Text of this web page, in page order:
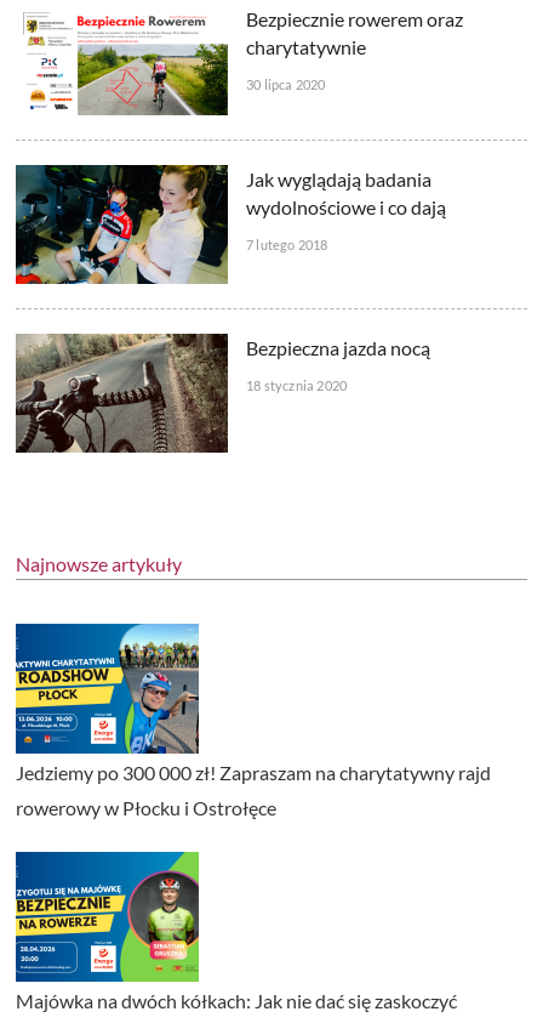
Bezpiecznie rowerem oraz
charytatywnie
30 lipca 2020
Jak wyglądają badania
wydolnościowe i co dają
7 lutego 2018
Bezpieczna jazda nocą
18 stycznia 2020
Najnowsze artykuły
Jedziemy po 300 000 zł! Zapraszam na charytatywny rajd
rowerowy w Płocku i Ostrołęce
Majówka na dwóch kółkach: Jak nie dać się zaskoczyć